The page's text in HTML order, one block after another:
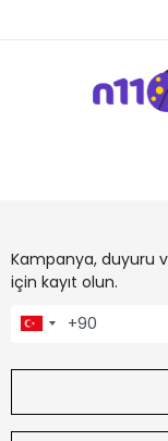
Kampanya, duyuru
için kayıt olun.